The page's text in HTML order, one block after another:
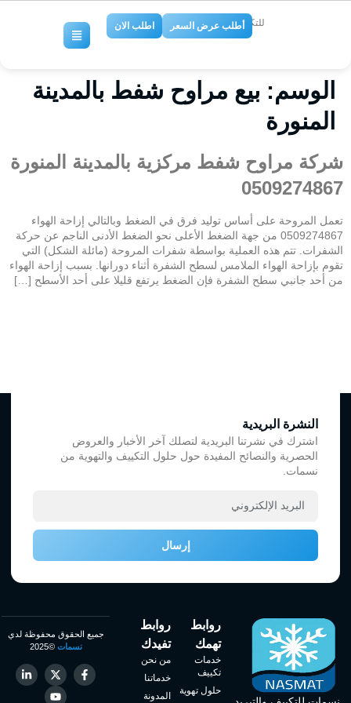
للتكييف والتبريد
أطلب عرض السعر اطلب الان
الوسم: بيع مراوح شفط بالمدينة
المنورة
شركة مراوح شفط مركزية بالمدينة المنورة
0509274867
تعمل المروحة على أساس توليد فرق في الضغط وبالتالي إزاحة الهواء
0509274867 من جهة الضغط الأعلى نحو الضغط الأدنى الناجم عن حركة
الشفرات. تتم هذه العملية بواسطة شفرات المروحة (مائلة الشكل) التي
تقوم بإزاحة الهواء الملامس لسطح الشفرة أثناء دورانها. بسبب إزاحة الهواء
من أحد جانبي سطح الشفرة فإن الضغط يرتفع قليلا على أحد الأسطح […]
روابط
تهمك
خدمات
تكييف
حلول تهوية
روابط
تفيدك
من نحن
خدماتنا
المدونة
جميع الحقوق محفوظة لدي
نسمات©2025
النشرة البريدية
اشترك في نشرتنا البريدية لتصلك آخر الأخبار والعروض
الحصرية والنصائح المفيدة حول حلول التكييف والتهوية من
نسمات.
إرسال